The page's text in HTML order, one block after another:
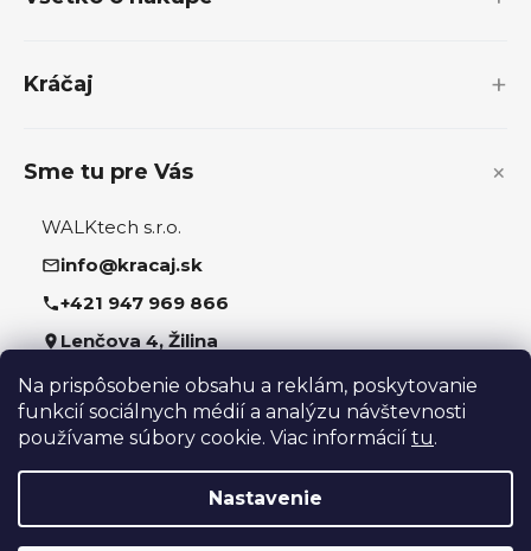
Na prispôsobenie obsahu a reklám, poskytovanie
funkcií sociálnych médií a analýzu návštevnosti
používame súbory cookie. Viac informácií tu.
Nastavenie
Kráčaj
Sme tu pre Vás
WALKtech s.r.o.
info@kracaj.sk
+421 947 969 866
Lenčova 4, Žilina
Sledujte nás